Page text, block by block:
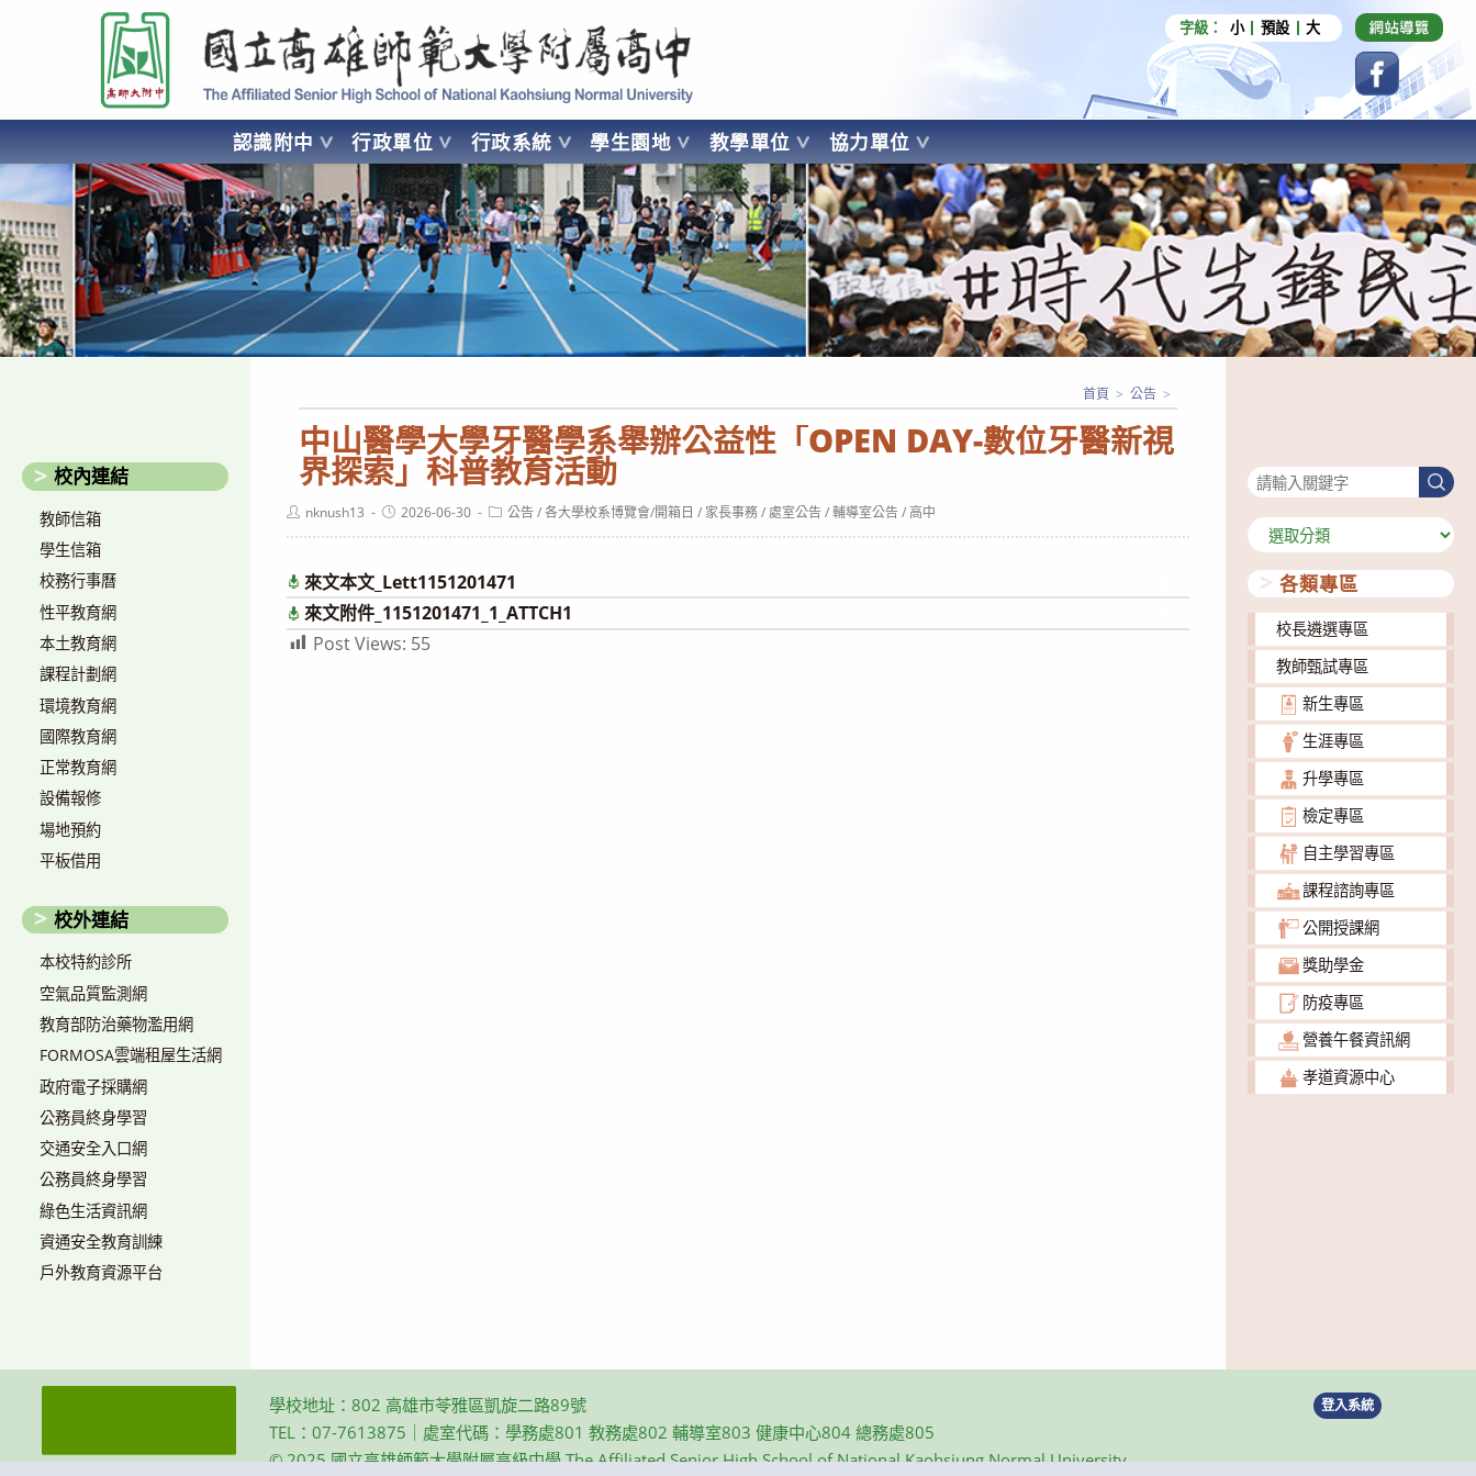
要
容
國立高雄師範大學附屬高級中學 Affiliated Senior High School of National Kaohsiung Normal University
字級： 小 預設 大
認識附中 行政單位 行政系統 學生園地 教學單位 協力單位
AFFILIATED SENIOR HIGH SCHOOL OF NATIONAL KAOHSIUNG NORMAL UNIVERSITY
中山醫學大學牙醫學系舉辦公益性「OPEN DAY-數位牙醫新視
界探索」科普教育活動
首頁 > 公告 >
Postnknush13
Post2026-06-30
Post公告 / 各大學校系博覽會/開箱日 / 家長事務 / 處室公告 / 輔導室公告 / 高中
來文本文_Lett1151201471
來文附件_1151201471_1_ATTCH1
Post Views: 55
校內連結
教師信箱
學生信箱
校務行事曆
性平教育網
本土教育網
課程計劃網
環境教育網
國際教育網
正常教育網
設備報修
場地預約
平板借用
校外連結
本校特約診所
空氣品質監測網
教育部防治藥物濫用網
FORMOSA雲端租屋生活網
政府電子採購網
公務員終身學習
交通安全入口網
公務員終身學習
綠色生活資訊網
資通安全教育訓練
戶外教育資源平台
搜
尋
分
類
各類專區
校長遴選專區
教師甄試專區
新生專區
生涯專區
升學專區
檢定專區
自主學習專區
課程諮詢專區
公開授課網
獎助學金
防疫專區
營養午餐資訊網
孝道資源中心
學校地址：802 高雄市苓雅區凱旋二路89號
TEL：07-7613875｜處室代碼：學務處801 教務處802 輔導室803 健康中心804 總務處805
© 2025 國立高雄師範大學附屬高級中學 The Affiliated Senior High School of National Kaohsiung Normal University
登入系統